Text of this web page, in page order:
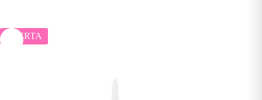
OFERTA